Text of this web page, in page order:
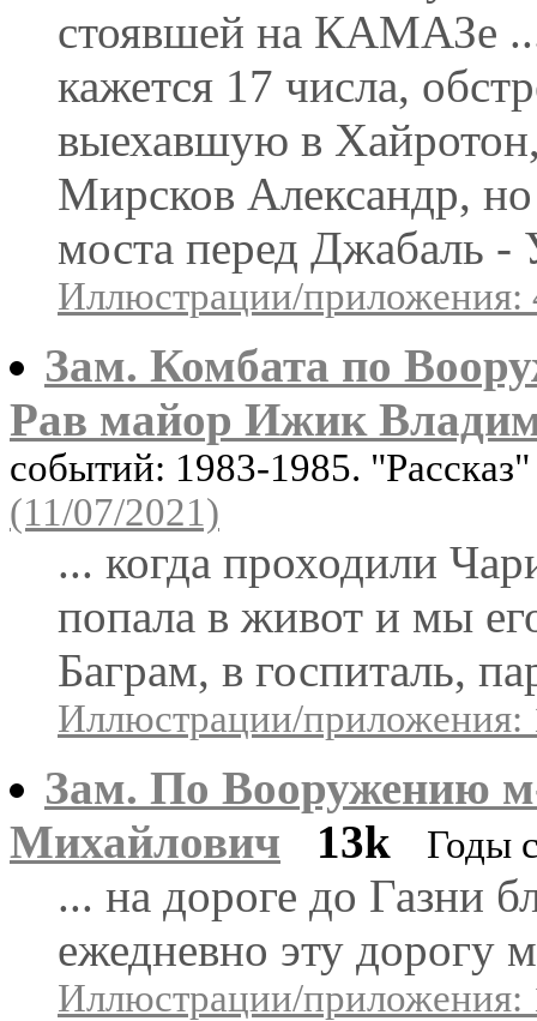
стоявшей на КАМАЗе ...
кажется 17 числа,
выехавшую в
Мирсков Александр,
моста перед Джабаль -
Иллюстрации/приложения:
Зам. Комбата по
Рав майор Ижик
событий: 1983-1985.
(11/07/2021)
... когда проходили
попала в живот и мы
Баграм, в госпиталь,
Иллюстрации/приложения:
Зам. По Вооружению
Михайлович
13k Годы
... на дороге до Газни
ежедневно эту дорогу
Иллюстрации/приложения: